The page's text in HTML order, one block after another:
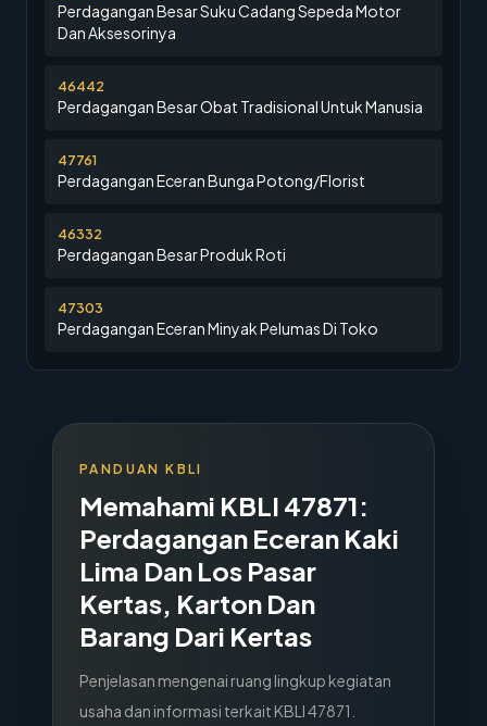
Perdagangan Besar Suku Cadang Sepeda Motor
Dan Aksesorinya
46442
Perdagangan Besar Obat Tradisional Untuk Manusia
47761
Perdagangan Eceran Bunga Potong/Florist
46332
Perdagangan Besar Produk Roti
47303
Perdagangan Eceran Minyak Pelumas Di Toko
PANDUAN KBLI
Memahami KBLI 47871:
Perdagangan Eceran Kaki
Lima Dan Los Pasar
Kertas, Karton Dan
Barang Dari Kertas
Penjelasan mengenai ruang lingkup kegiatan
usaha dan informasi terkait KBLI47871